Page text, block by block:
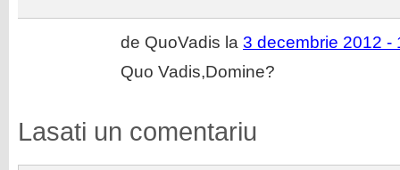
de QuoVadis la 3 decembrie 2012 -
Quo Vadis,Domine?
Lasati un comentariu